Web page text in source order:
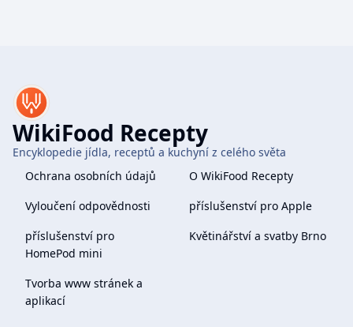
WikiFood Recepty
Encyklopedie jídla, receptů a kuchyní z celého světa
Ochrana osobních údajů
O WikiFood Recepty
Vyloučení odpovědnosti
příslušenství pro Apple
příslušenství pro
HomePod mini
Květinářství a svatby Brno
Tvorba www stránek a
aplikací